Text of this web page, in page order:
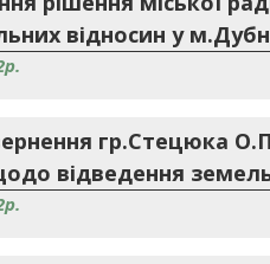
відносин у
гр.Стецюка
відведення